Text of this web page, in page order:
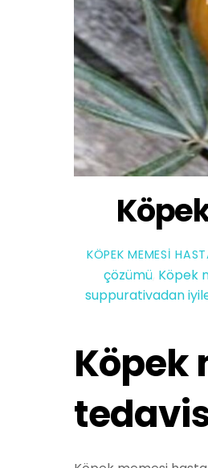
KÖPEK MEMESI
çözümü Köpek
suppurativadan
Köpek